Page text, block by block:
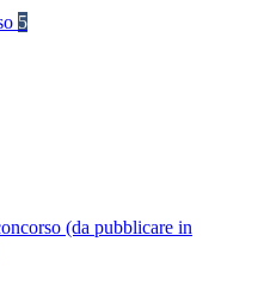
5
(da pubblicare in